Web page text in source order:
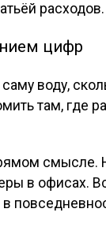
цифр
воду,
там, где
в офисах.